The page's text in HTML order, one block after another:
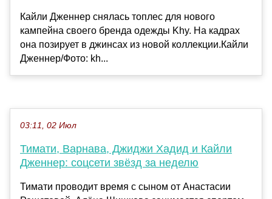
Кайли Дженнер снялась топлес для нового
кампейна своего бренда одежды Khy. На кадрах
она позирует в джинсах из новой коллекции.Кайли
Дженнер/Фото: kh...
03:11, 02 Июл
Тимати, Варнава, Джиджи Хадид и Кайли
Дженнер: соцсети звёзд за неделю
Тимати проводит время с сыном от Анастасии